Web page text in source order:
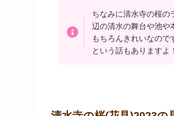
ちなみに清水寺の桜の
辺の清水の舞台や池や
もちろんきれいなの
という話もありますよ！